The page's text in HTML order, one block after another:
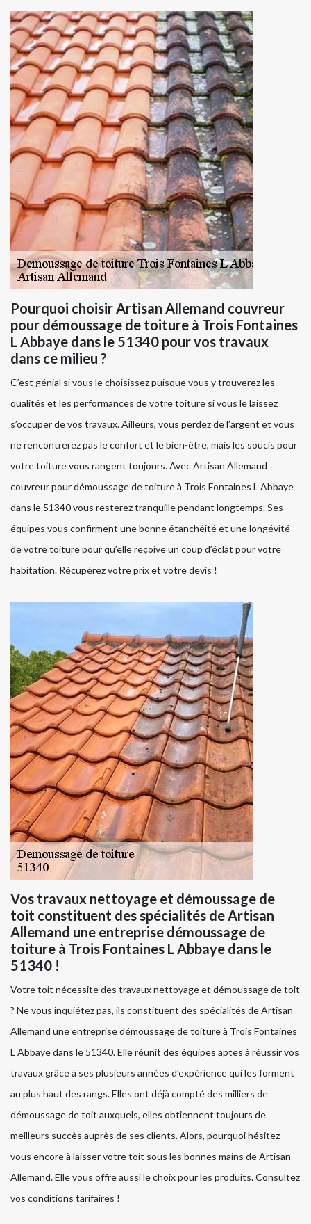
Pourquoi choisir Artisan Allemand couvreur
pour démoussage de toiture à Trois Fontaines
L Abbaye dans le 51340 pour vos travaux
dans ce milieu ?
C’est génial si vous le choisissez puisque vous y trouverez les
qualités et les performances de votre toiture si vous le laissez
s’occuper de vos travaux. Ailleurs, vous perdez de l’argent et vous
ne rencontrerez pas le confort et le bien-être, mais les soucis pour
votre toiture vous rangent toujours. Avec Artisan Allemand
couvreur pour démoussage de toiture à Trois Fontaines L Abbaye
dans le 51340 vous resterez tranquille pendant longtemps. Ses
équipes vous confirment une bonne étanchéité et une longévité
de votre toiture pour qu’elle reçoive un coup d’éclat pour votre
habitation. Récupérez votre prix et votre devis !
Vos travaux nettoyage et démoussage de
toit constituent des spécialités de Artisan
Allemand une entreprise démoussage de
toiture à Trois Fontaines L Abbaye dans le
51340 !
Votre toit nécessite des travaux nettoyage et démoussage de toit
? Ne vous inquiétez pas, ils constituent des spécialités de Artisan
Allemand une entreprise démoussage de toiture à Trois Fontaines
L Abbaye dans le 51340. Elle réunit des équipes aptes à réussir vos
travaux grâce à ses plusieurs années d’expérience qui les forment
au plus haut des rangs. Elles ont déjà compté des milliers de
démoussage de toit auxquels, elles obtiennent toujours de
meilleurs succès auprès de ses clients. Alors, pourquoi hésitez-
vous encore à laisser votre toit sous les bonnes mains de Artisan
Allemand. Elle vous offre aussi le choix pour les produits. Consultez
vos conditions tarifaires !